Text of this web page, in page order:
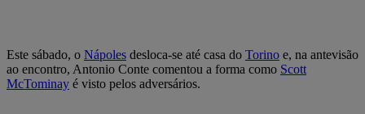
Este sábado, o Nápoles desloca-se até casa do Torino e, na antevisão
ao encontro, Antonio Conte comentou a forma como Scott
McTominay é visto pelos adversários.